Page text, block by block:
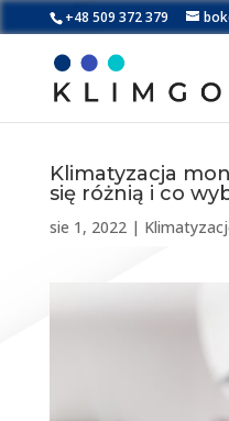
+48 509 372 379
Klimatyzacja
się różnią i co
sie 1, 2022|